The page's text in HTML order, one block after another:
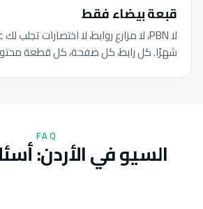
قبعة بيضاء فقط
شهرًا. كل رابط، كل صفحة، كل قطعة
FAQ
السيو في الأردن: